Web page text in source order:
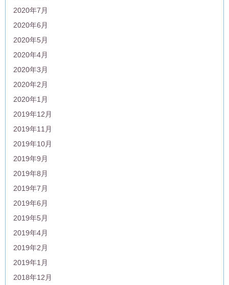
2020年7月
2020年6月
2020年5月
2020年4月
2020年3月
2020年2月
2020年1月
2019年12月
2019年11月
2019年10月
2019年9月
2019年8月
2019年7月
2019年6月
2019年5月
2019年4月
2019年2月
2019年1月
2018年12月